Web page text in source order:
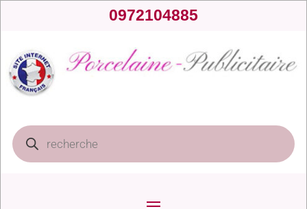
0972104885
Recherche
de
produits